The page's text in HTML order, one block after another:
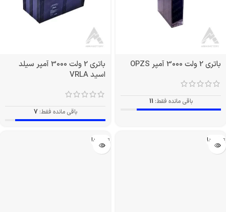
باتری 2 ولت 3000 آمپر OPZS
باقی مانده فقط: 11
باتری 2 ولت 3000 آمپر سیلد
اسید VRLA
باقی مانده فقط: 7
تمام شد! تمام شد!